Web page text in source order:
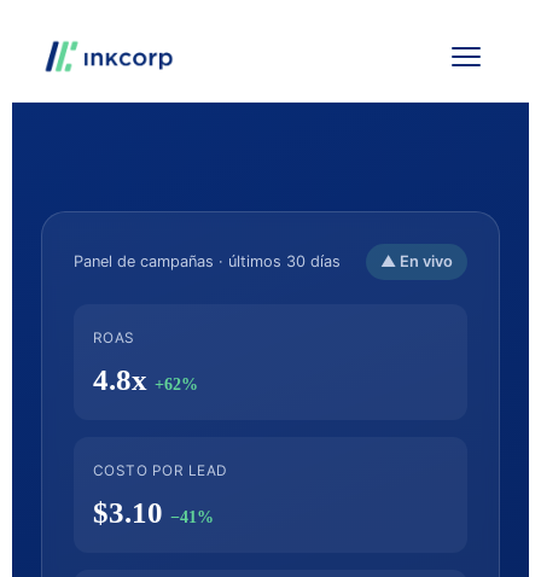
Panel de campañas · últimos 30 días ▲ En vivo
ROAS
4.8x +62%
COSTO POR LEAD
$3.10 −41%